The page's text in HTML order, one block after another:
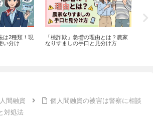
は2種類！現
い分け
「桃詐欺」急増の理由とは？農家
なりすましの手口と見分け方
間融資
個人間融資の被害は警察に相談
対処法